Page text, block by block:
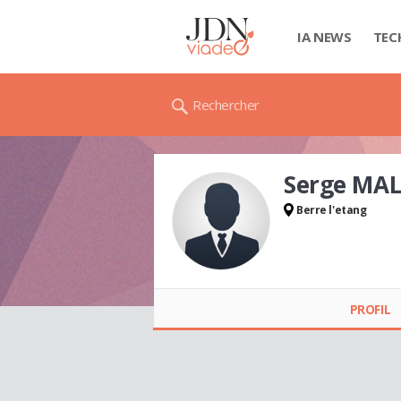
IA NEWS
Rechercher
Serge
Berre l'etang
PROFIL